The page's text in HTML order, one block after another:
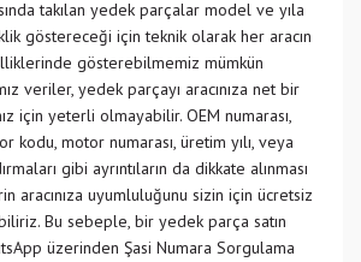
takılan yedek parçalar model ve yıla
göstereceği için teknik olarak her aracın
gösterebilmemiz mümkün
veriler, yedek parçayı aracınıza net bir
için yeterli olmayabilir. OEM numarası,
kodu, motor numarası, üretim yılı, veya
gibi ayrıntıların da dikkate alınması
aracınıza uyumluluğunu sizin için ücretsiz
Bu sebeple, bir yedek parça satın
üzerinden Şasi Numara Sorgulama